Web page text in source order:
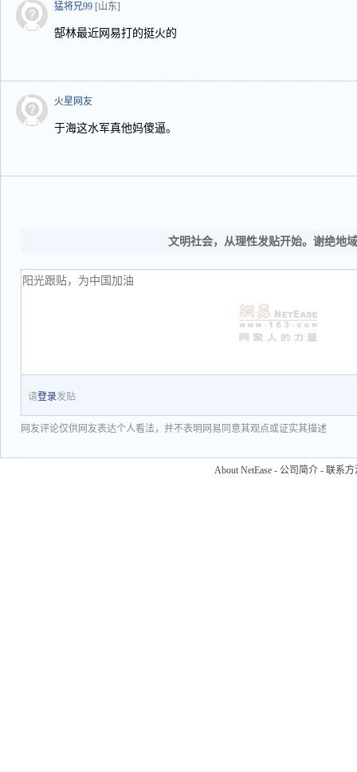
猛将兄99 [山东]
郜林最近网易打的挺火的
火星网友
于海这水军真他妈傻逼。
文明社会，从理性发贴开始。谢绝地
请登录发贴
网友评论仅供网友表达个人看法，并不表明网易同意其观点或证实其描述
About NetEase - 公司简介 - 联系方